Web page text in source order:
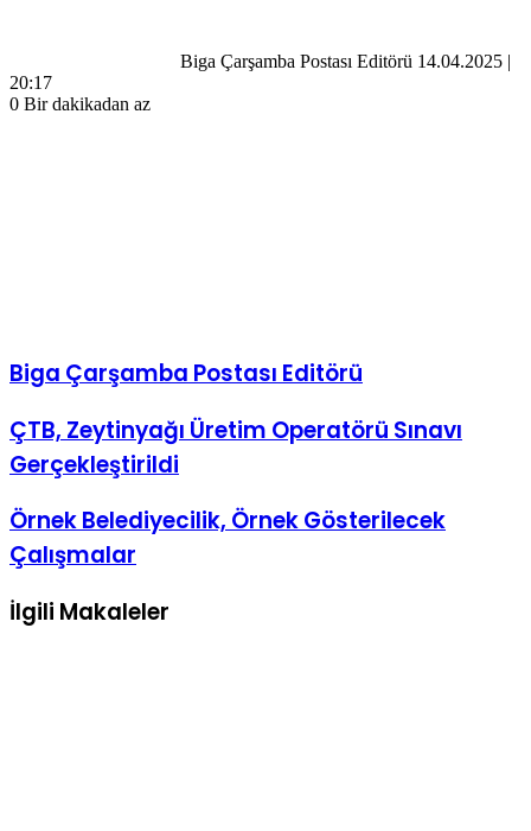
Biga Çarşamba Postası Editörü 14.04.2025 |
20:17
0 Bir dakikadan az
Biga Çarşamba Postası Editörü
ÇTB,
Zeytinyağı
Üretim
Sınavı
Gerçekleştirildi
ÇTB, Zeytinyağı Üretim Operatörü Sınavı
Gerçekleştirildi
Örnek
Belediyecilik,
Örnek
Çalışmalar
Örnek Belediyecilik, Örnek Gösterilecek
Çalışmalar
İlgili Makaleler